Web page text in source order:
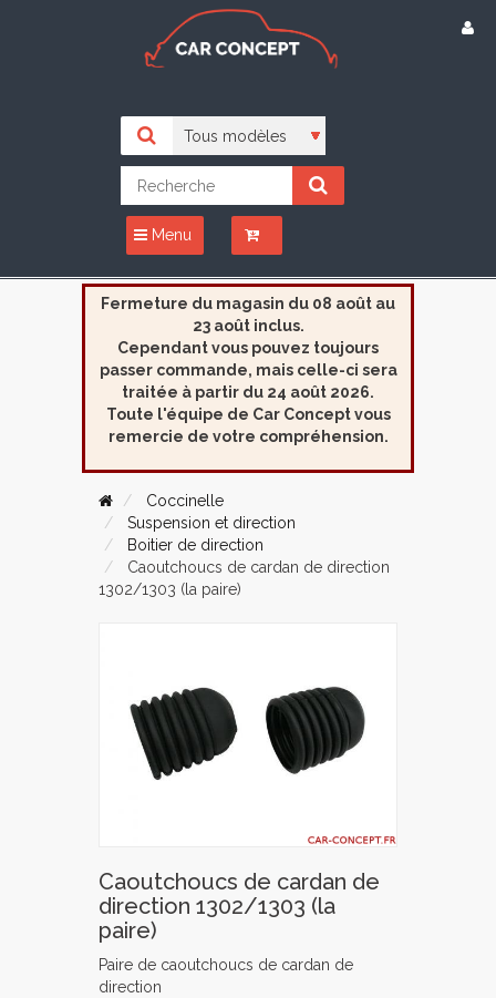
Menu
Fermeture du magasin du 08 août au
23 août inclus.
Cependant vous pouvez toujours
passer commande, mais celle-ci sera
traitée à partir du 24 août 2026.
Toute l'équipe de Car Concept vous
remercie de votre compréhension.
Coccinelle
Suspension et direction
Boitier de direction
Caoutchoucs de cardan de direction
1302/1303 (la paire)
Caoutchoucs de cardan de
direction 1302/1303 (la
paire)
Paire de caoutchoucs de cardan de
direction